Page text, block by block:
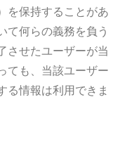
を保持することがあ
て何らの義務を負う
させたユーザーが当
ても、当該ユーザー
る情報は利用できま